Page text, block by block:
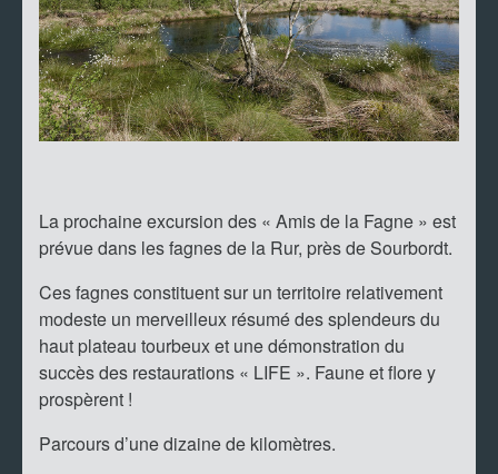
La prochaine excursion des « Amis de la Fagne » est
prévue dans les fagnes de la Rur, près de Sourbordt.
Ces fagnes constituent sur un territoire relativement
modeste un merveilleux résumé des splendeurs du
haut plateau tourbeux et une démonstration du
succès des restaurations « LIFE ». Faune et flore y
prospèrent !
Parcours d’une dizaine de kilomètres.